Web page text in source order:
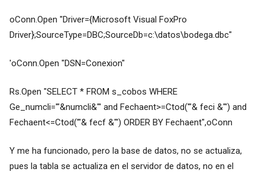
oConn.Open "Driver={Microsoft Visual FoxPro
Driver};SourceType=DBC;SourceDb=c:\datos\bodega.dbc"
'oConn.Open "DSN=Conexion"
Rs.Open "SELECT * FROM s_cobos WHERE
Ge_numcli='"&numcli&"' and Fechaent>=Ctod('"& feci &"') and
Fechaent<=Ctod('"& fecf &"') ORDER BY Fechaent",oConn
Y me ha funcionado, pero la base de datos, no se actualiza,
pues la tabla se actualiza en el servidor de datos, no en el